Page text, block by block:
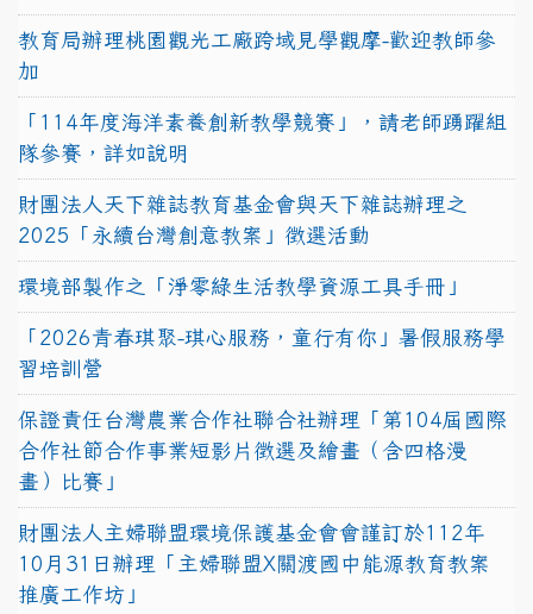
教育局辦理桃園觀光工廠跨域見學觀摩-歡迎教師參
加
「114年度海洋素養創新教學競賽」，請老師踴躍組
隊參賽，詳如說明
財團法人天下雜誌教育基金會與天下雜誌辦理之
2025「永續台灣創意教案」徵選活動
環境部製作之「淨零綠生活教學資源工具手冊」
「2026青春琪聚-琪心服務，童行有你」暑假服務學
習培訓營
保證責任台灣農業合作社聯合社辦理「第104屆國際
合作社節合作事業短影片徵選及繪畫（含四格漫
畫）比賽」
財團法人主婦聯盟環境保護基金會會謹訂於112年
10月31日辦理「主婦聯盟X關渡國中能源教育教案
推廣工作坊」